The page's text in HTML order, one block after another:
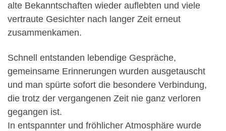
alte Bekanntschaften wieder auflebten und viele
vertraute Gesichter nach langer Zeit erneut
zusammenkamen.
Schnell entstanden lebendige Gespräche,
gemeinsame Erinnerungen wurden ausgetauscht
und man spürte sofort die besondere Verbindung,
die trotz der vergangenen Zeit nie ganz verloren
gegangen ist.
In entspannter und fröhlicher Atmosphäre wurde